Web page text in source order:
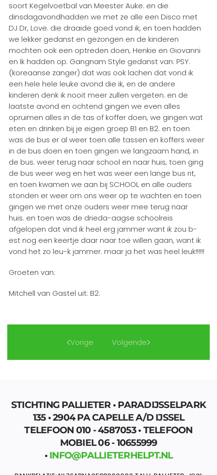
soort Kegelvoetbal van Meester Auke. en die
dinsdagavondhadden we met ze alle een Disco met
DJ Dr, Love. die draaide goed vond ik, en toen hadden
we lekker gedanst en gezongen en de kinderen
mochten ook een optreden doen, Henkie en Giovanni
en Ik hadden op: Gangnam Style gedanst van: PSY.
(koreaanse zanger) dat was ook lachen dat vond ik
een hele hele leuke avond die ik, en de andere
kinderen denk ik nooit meer zullen vergeten. en de
laatste avond en ochtend gingen we even alles
opruimen alles in de tas of koffer doen, we gingen wat
eten en drinken bij je eigen groep B1 en B2. en toen
was de bus er al weer toen alle tassen en koffers weer
in de bus doen en toen gingen we langzaam hand, in
de bus. weer terug naar school en naar huis, toen ging
de bus weer weg en het was weer een lange bus rit,
en toen kwamen we aan bij SCHOOL en alle ouders
stonden er weer om ons weer op te wachten en toen
gingen we met onze ouders weer mee terug naar
huis. en toen was de drieda-aagse schoolreis
afgelopen dat vind ik heel erg jammer want ik zou b-
est nog een keertje daar naar toe willen gaan, want ik
vond het zo leu-k jammer. maar ja het was heel leuk!!!!!!
Groeten van:
Mitchell van Gastel uit: B2.
Vorige Volgende
STICHTING PALLIETER • PARADIJSSELPARK
135 • 2904 PA CAPELLE A/D IJSSEL
TELEFOON 010 - 4587053 • TELEFOON
MOBIEL 06 - 10655999
• INFO@PALLIETERHELPT.NL